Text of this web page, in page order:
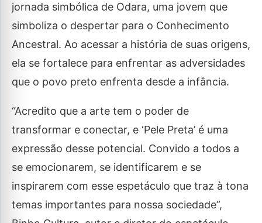
jornada simbólica de Odara, uma jovem que
simboliza o despertar para o Conhecimento
Ancestral. Ao acessar a história de suas origens,
ela se fortalece para enfrentar as adversidades
que o povo preto enfrenta desde a infância.
“Acredito que a arte tem o poder de
transformar e conectar, e ‘Pele Preta’ é uma
expressão desse potencial. Convido a todos a
se emocionarem, se identificarem e se
inspirarem com esse espetáculo que traz à tona
temas importantes para nossa sociedade”,